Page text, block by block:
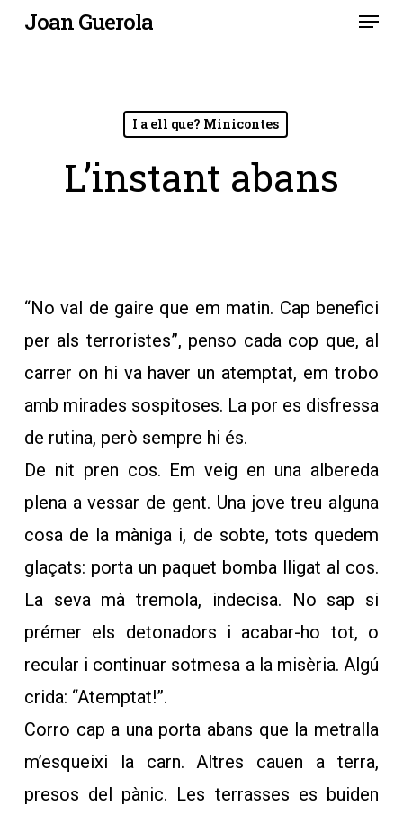
SkipJoan Guerola Menu
I a ell que? Minicontes
L’instant abans
“No val de gaire que em matin. Cap benefici
per als terroristes”, penso cada cop que, al
carrer on hi va haver un atemptat, em trobo
amb mirades sospitoses. La por es disfressa
de rutina, però sempre hi és.
De nit pren cos. Em veig en una albereda
plena a vessar de gent. Una jove treu alguna
cosa de la màniga i, de sobte, tots quedem
glaçats: porta un paquet bomba lligat al cos.
La seva mà tremola, indecisa. No sap si
prémer els detonadors i acabar-ho tot, o
recular i continuar sotmesa a la misèria. Algú
crida: “Atemptat!”.
Corro cap a una porta abans que la metralla
m’esqueixi la carn. Altres cauen a terra,
presos del pànic. Les terrasses es buiden